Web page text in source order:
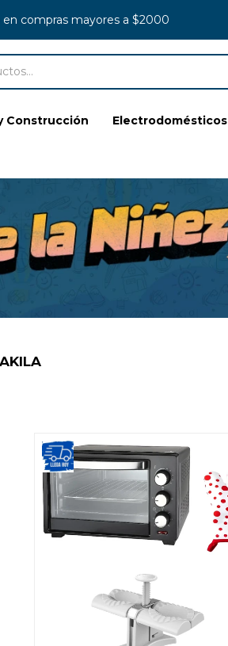
Construcción Electrodomésticos
compras mayores a $2000